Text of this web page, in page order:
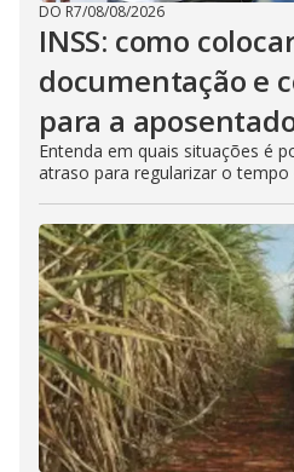
DO R7/08/08/2026
INSS: como
documentação e
para a
Entenda em quais situações é
atraso para regularizar o tempo